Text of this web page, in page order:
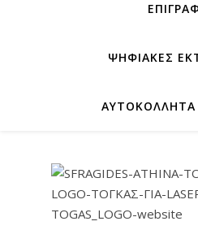
ΨΗΦΙΑΚΕΣ
ΑΥΤΟΚΟΛΛΗΤΑ